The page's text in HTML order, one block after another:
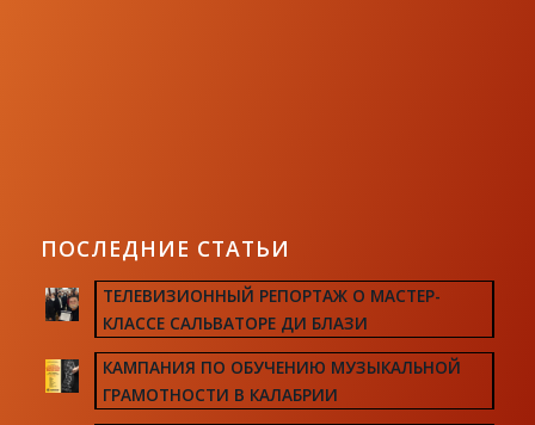
ПОСЛЕДНИЕ СТАТЬИ
ТЕЛЕВИЗИОННЫЙ РЕПОРТАЖ О МАСТЕР-
КЛАССЕ САЛЬВАТОРЕ ДИ БЛАЗИ
КАМПАНИЯ ПО ОБУЧЕНИЮ МУЗЫКАЛЬНОЙ
ГРАМОТНОСТИ В КАЛАБРИИ